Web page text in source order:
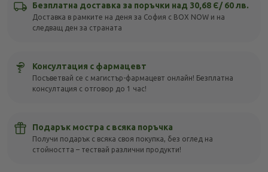
Безплатна доставка за поръчки над 30,68 Є/ 60 лв.
Доставка в рамките на деня за София с BOX NOW и на
следващ ден за страната
Консултация с фармацевт
Посъветвай се с магистър-фармацевт онлайн! Безплатна
консултация с отговор до 1 час!
Подарък мостра с всяка поръчка
Получи подарък с всяка своя покупка, без оглед на
стойността – тествай различни продукти!